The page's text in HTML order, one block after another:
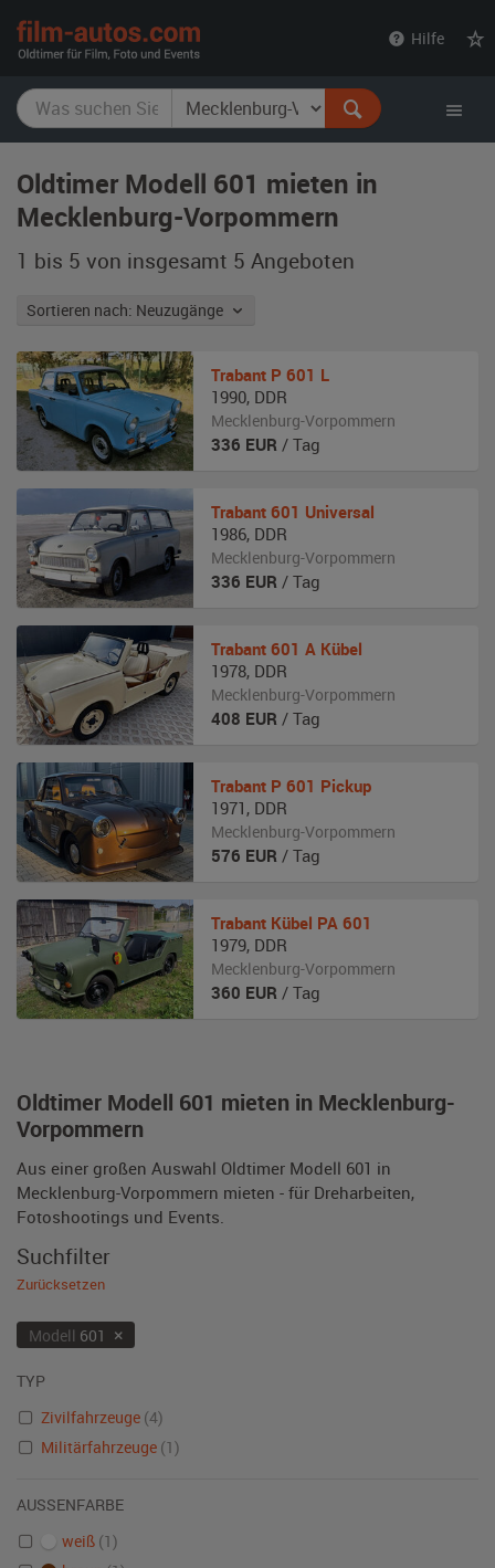
Hilfe
Oldtimer Modell 601 mieten in
Mecklenburg-Vorpommern
1 bis 5 von insgesamt 5 Angeboten
Sortieren nach: Neuzugänge
Oldtimer Modell 601 mieten in Mecklenburg-
Vorpommern
Aus einer großen Auswahl Oldtimer Modell 601 in
Mecklenburg-Vorpommern mieten - für Dreharbeiten,
Fotoshootings und Events.
Trabant P 601 L
1990, DDR
Mecklenburg-Vorpommern
336 EUR / Tag
Trabant 601 Universal
1986, DDR
Mecklenburg-Vorpommern
336 EUR / Tag
Trabant 601 A Kübel
1978, DDR
Mecklenburg-Vorpommern
408 EUR / Tag
Trabant P 601 Pickup
1971 , DDR
Mecklenburg-Vorpommern
576 EUR / Tag
Trabant Kübel PA 601
1979, DDR
Mecklenburg-Vorpommern
360 EUR / Tag
Suchfilter
Zurücksetzen
Modell 601 ×
TYP
Zivilfahrzeuge (4)
Militärfahrzeuge (1)
AUSSENFARBE
weiß (1)